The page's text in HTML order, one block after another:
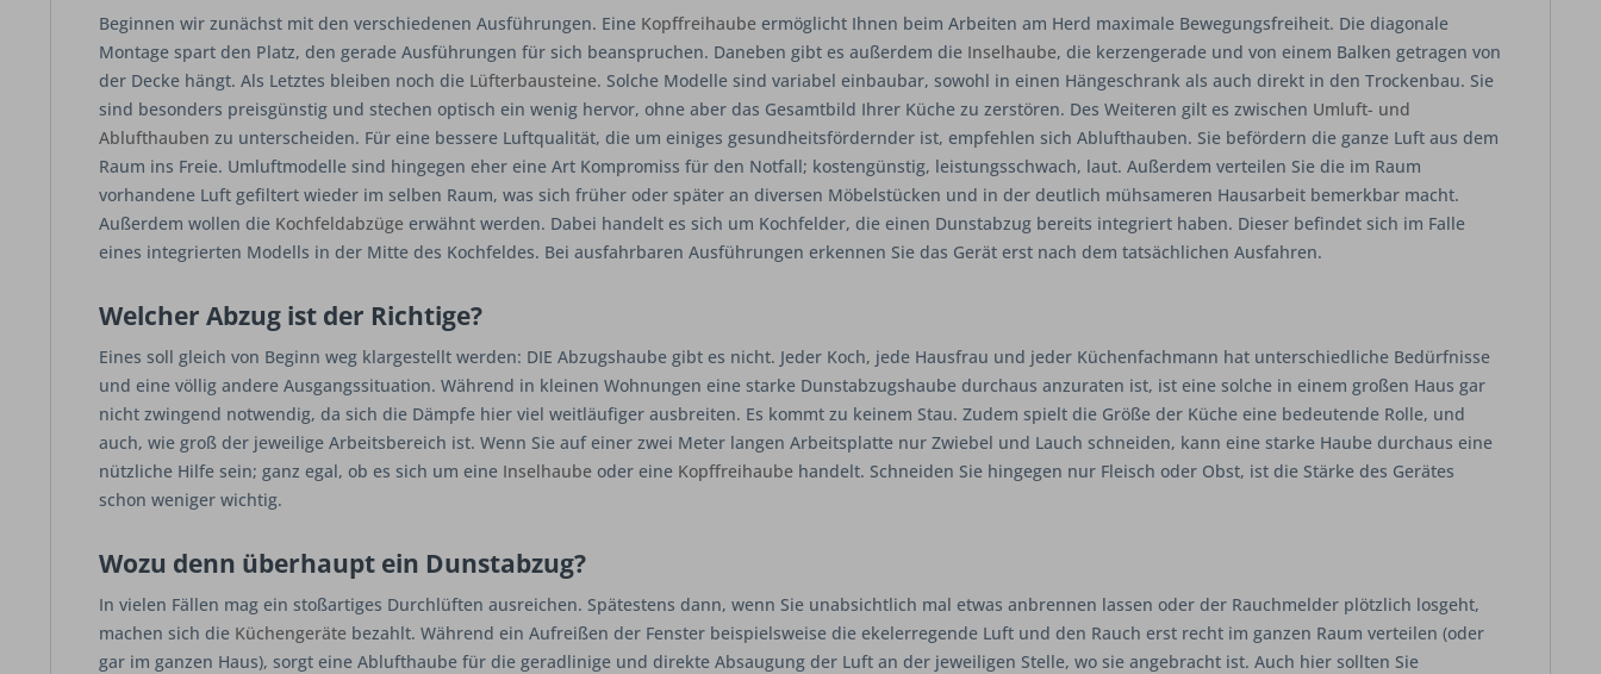
Beginnen wir zunächst mit den verschiedenen Ausführungen. Eine Kopffreihaube ermöglicht Ihnen beim Arbeiten am Herd maximale Bewegungsfreiheit. Die diagonale
Montage spart den Platz, den gerade Ausführungen für sich beanspruchen. Daneben gibt es außerdem die Inselhaube, die kerzengerade und von einem Balken getragen von
der Decke hängt. Als Letztes bleiben noch die Lüfterbausteine. Solche Modelle sind variabel einbaubar, sowohl in einen Hängeschrank als auch direkt in den Trockenbau. Sie
sind besonders preisgünstig und stechen optisch ein wenig hervor, ohne aber das Gesamtbild Ihrer Küche zu zerstören. Des Weiteren gilt es zwischen Umluft- und
Ablufthauben zu unterscheiden. Für eine bessere Luftqualität, die um einiges gesundheitsfördernder ist, empfehlen sich Ablufthauben. Sie befördern die ganze Luft aus dem
Raum ins Freie. Umluftmodelle sind hingegen eher eine Art Kompromiss für den Notfall; kostengünstig, leistungsschwach, laut. Außerdem verteilen Sie die im Raum
vorhandene Luft gefiltert wieder im selben Raum, was sich früher oder später an diversen Möbelstücken und in der deutlich mühsameren Hausarbeit bemerkbar macht.
Außerdem wollen die Kochfeldabzüge erwähnt werden. Dabei handelt es sich um Kochfelder, die einen Dunstabzug bereits integriert haben. Dieser befindet sich im Falle
eines integrierten Modells in der Mitte des Kochfeldes. Bei ausfahrbaren Ausführungen erkennen Sie das Gerät erst nach dem tatsächlichen Ausfahren.
Welcher Abzug ist der Richtige?
Eines soll gleich von Beginn weg klargestellt werden: DIE Abzugshaube gibt es nicht. Jeder Koch, jede Hausfrau und jeder Küchenfachmann hat unterschiedliche Bedürfnisse
und eine völlig andere Ausgangssituation. Während in kleinen Wohnungen eine starke Dunstabzugshaube durchaus anzuraten ist, ist eine solche in einem großen Haus gar
nicht zwingend notwendig, da sich die Dämpfe hier viel weitläufiger ausbreiten. Es kommt zu keinem Stau. Zudem spielt die Größe der Küche eine bedeutende Rolle, und
auch, wie groß der jeweilige Arbeitsbereich ist. Wenn Sie auf einer zwei Meter langen Arbeitsplatte nur Zwiebel und Lauch schneiden, kann eine starke Haube durchaus eine
nützliche Hilfe sein; ganz egal, ob es sich um eine Inselhaube oder eine Kopffreihaube handelt. Schneiden Sie hingegen nur Fleisch oder Obst, ist die Stärke des Gerätes
schon weniger wichtig.
Wozu denn überhaupt ein Dunstabzug?
In vielen Fällen mag ein stoßartiges Durchlüften ausreichen. Spätestens dann, wenn Sie unabsichtlich mal etwas anbrennen lassen oder der Rauchmelder plötzlich losgeht,
machen sich die Küchengeräte bezahlt. Während ein Aufreißen der Fenster beispielsweise die ekelerregende Luft und den Rauch erst recht im ganzen Raum verteilen (oder
gar im ganzen Haus), sorgt eine Ablufthaube für die geradlinige und direkte Absaugung der Luft an der jeweiligen Stelle, wo sie angebracht ist. Auch hier sollten Sie